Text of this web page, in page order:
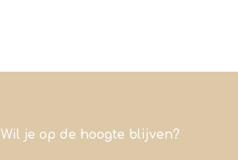
Wil je op de hoogte blijven?